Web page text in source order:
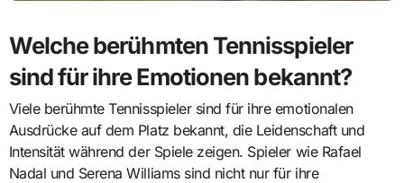
Welche berühmten Tennisspieler
sind für ihre Emotionen bekannt?
Viele berühmte Tennisspieler sind für ihre emotionalen
Ausdrücke auf dem Platz bekannt, die Leidenschaft und
Intensität während der Spiele zeigen. Spieler wie Rafael
Nadal und Serena Williams sind nicht nur für ihre